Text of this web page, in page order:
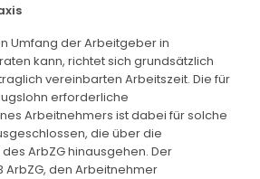
Umfang der Arbeitgeber in
kann, richtet sich grundsätzlich
vereinbarten Arbeitszeit. Die für
erforderliche
Arbeitnehmers ist dabei für solche
die über die
ArbZG hinausgehen. Der
ArbZG, den Arbeitnehmer